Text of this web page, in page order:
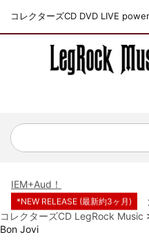
コレクターズCD DVD LIVE
ジャーニー / 1979年5月8+9
NGHFB / 2024年7月28日 フジ
*NEW RELEASE (最新約3ヶ月)
IEM+Aud！
*NEW RELEASE (最新約3ヶ月)
ビリー・ジョエル / 2024年3
収録！
コレクターズCD LegRock Music
Bon Jovi